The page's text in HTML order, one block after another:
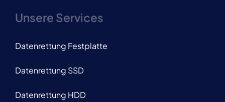
Unsere Services
Datenrettung Festplatte
Datenrettung SSD
Datenrettung HDD